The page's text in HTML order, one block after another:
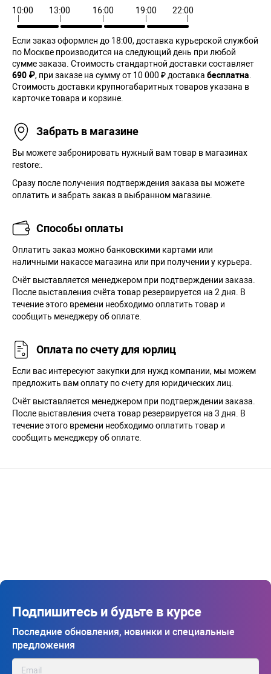
10:00
13:00 16:00 19:00 22:00
Если заказ оформлен до 18:00, доставка курьерской службой
по Москве производится на следующий день при любой
сумме заказа. Cтоимость стандартной доставки составляет
690 ₽, при заказе на сумму от 10 000 ₽ доставка бесплатна
Стоимость доставки крупногабаритных товаров указана в
карточке товара и корзине.
Забрать в магазине
Вы можете забронировать нужный вам товар в магазинах
restore:.
Сразу после получения подтверждения заказа вы можете
оплатить и забрать заказ в выбранном магазине.
Способы оплаты
Оплатить заказ можно банковскими картами или
наличными накассе магазина или при получении у курьера.
Cчёт выставляется менеджером при подтверждении заказа.
После выставления счёта товар резервируется на 2 дня. В
течение этого времени необходимо оплатить товар и
сообщить менеджеру об оплате.
Оплата по счету для юрлиц
Если вас интересуют закупки для нужд компании, мы можем
предложить вам оплату по счету для юридических лиц.
Счёт выставляется менеджером при подтверждении заказа.
После выставления счета товар резервируется на 3 дня. В
течение этого времени необходимо оплатить товар и
сообщить менеджеру об оплате.
Подпишитесь и будьте в курсе
Последние обновления, новинки и специальные
предложения